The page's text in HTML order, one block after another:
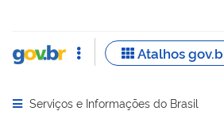
Abrir menu principal de navegação
Serviços e Informações do Brasil